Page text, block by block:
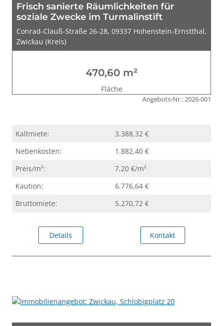
Frisch sanierte Räumlichkeiten für
soziale Zwecke im Turmalinstift
Conrad-Clauß-Straße 26-28, 09337 Hohenstein-Ernstthal,
Zwickau (Kreis)
470,60 m²
Fläche
Angebots-Nr.: 2026-001
Kaltmiete:
3.388,32 €
Nebenkosten:
1.882,40 €
Preis/m²:
7,20 €/m²
Kaution:
6.776,64 €
Bruttomiete:
5.270,72 €
Details Kontakt